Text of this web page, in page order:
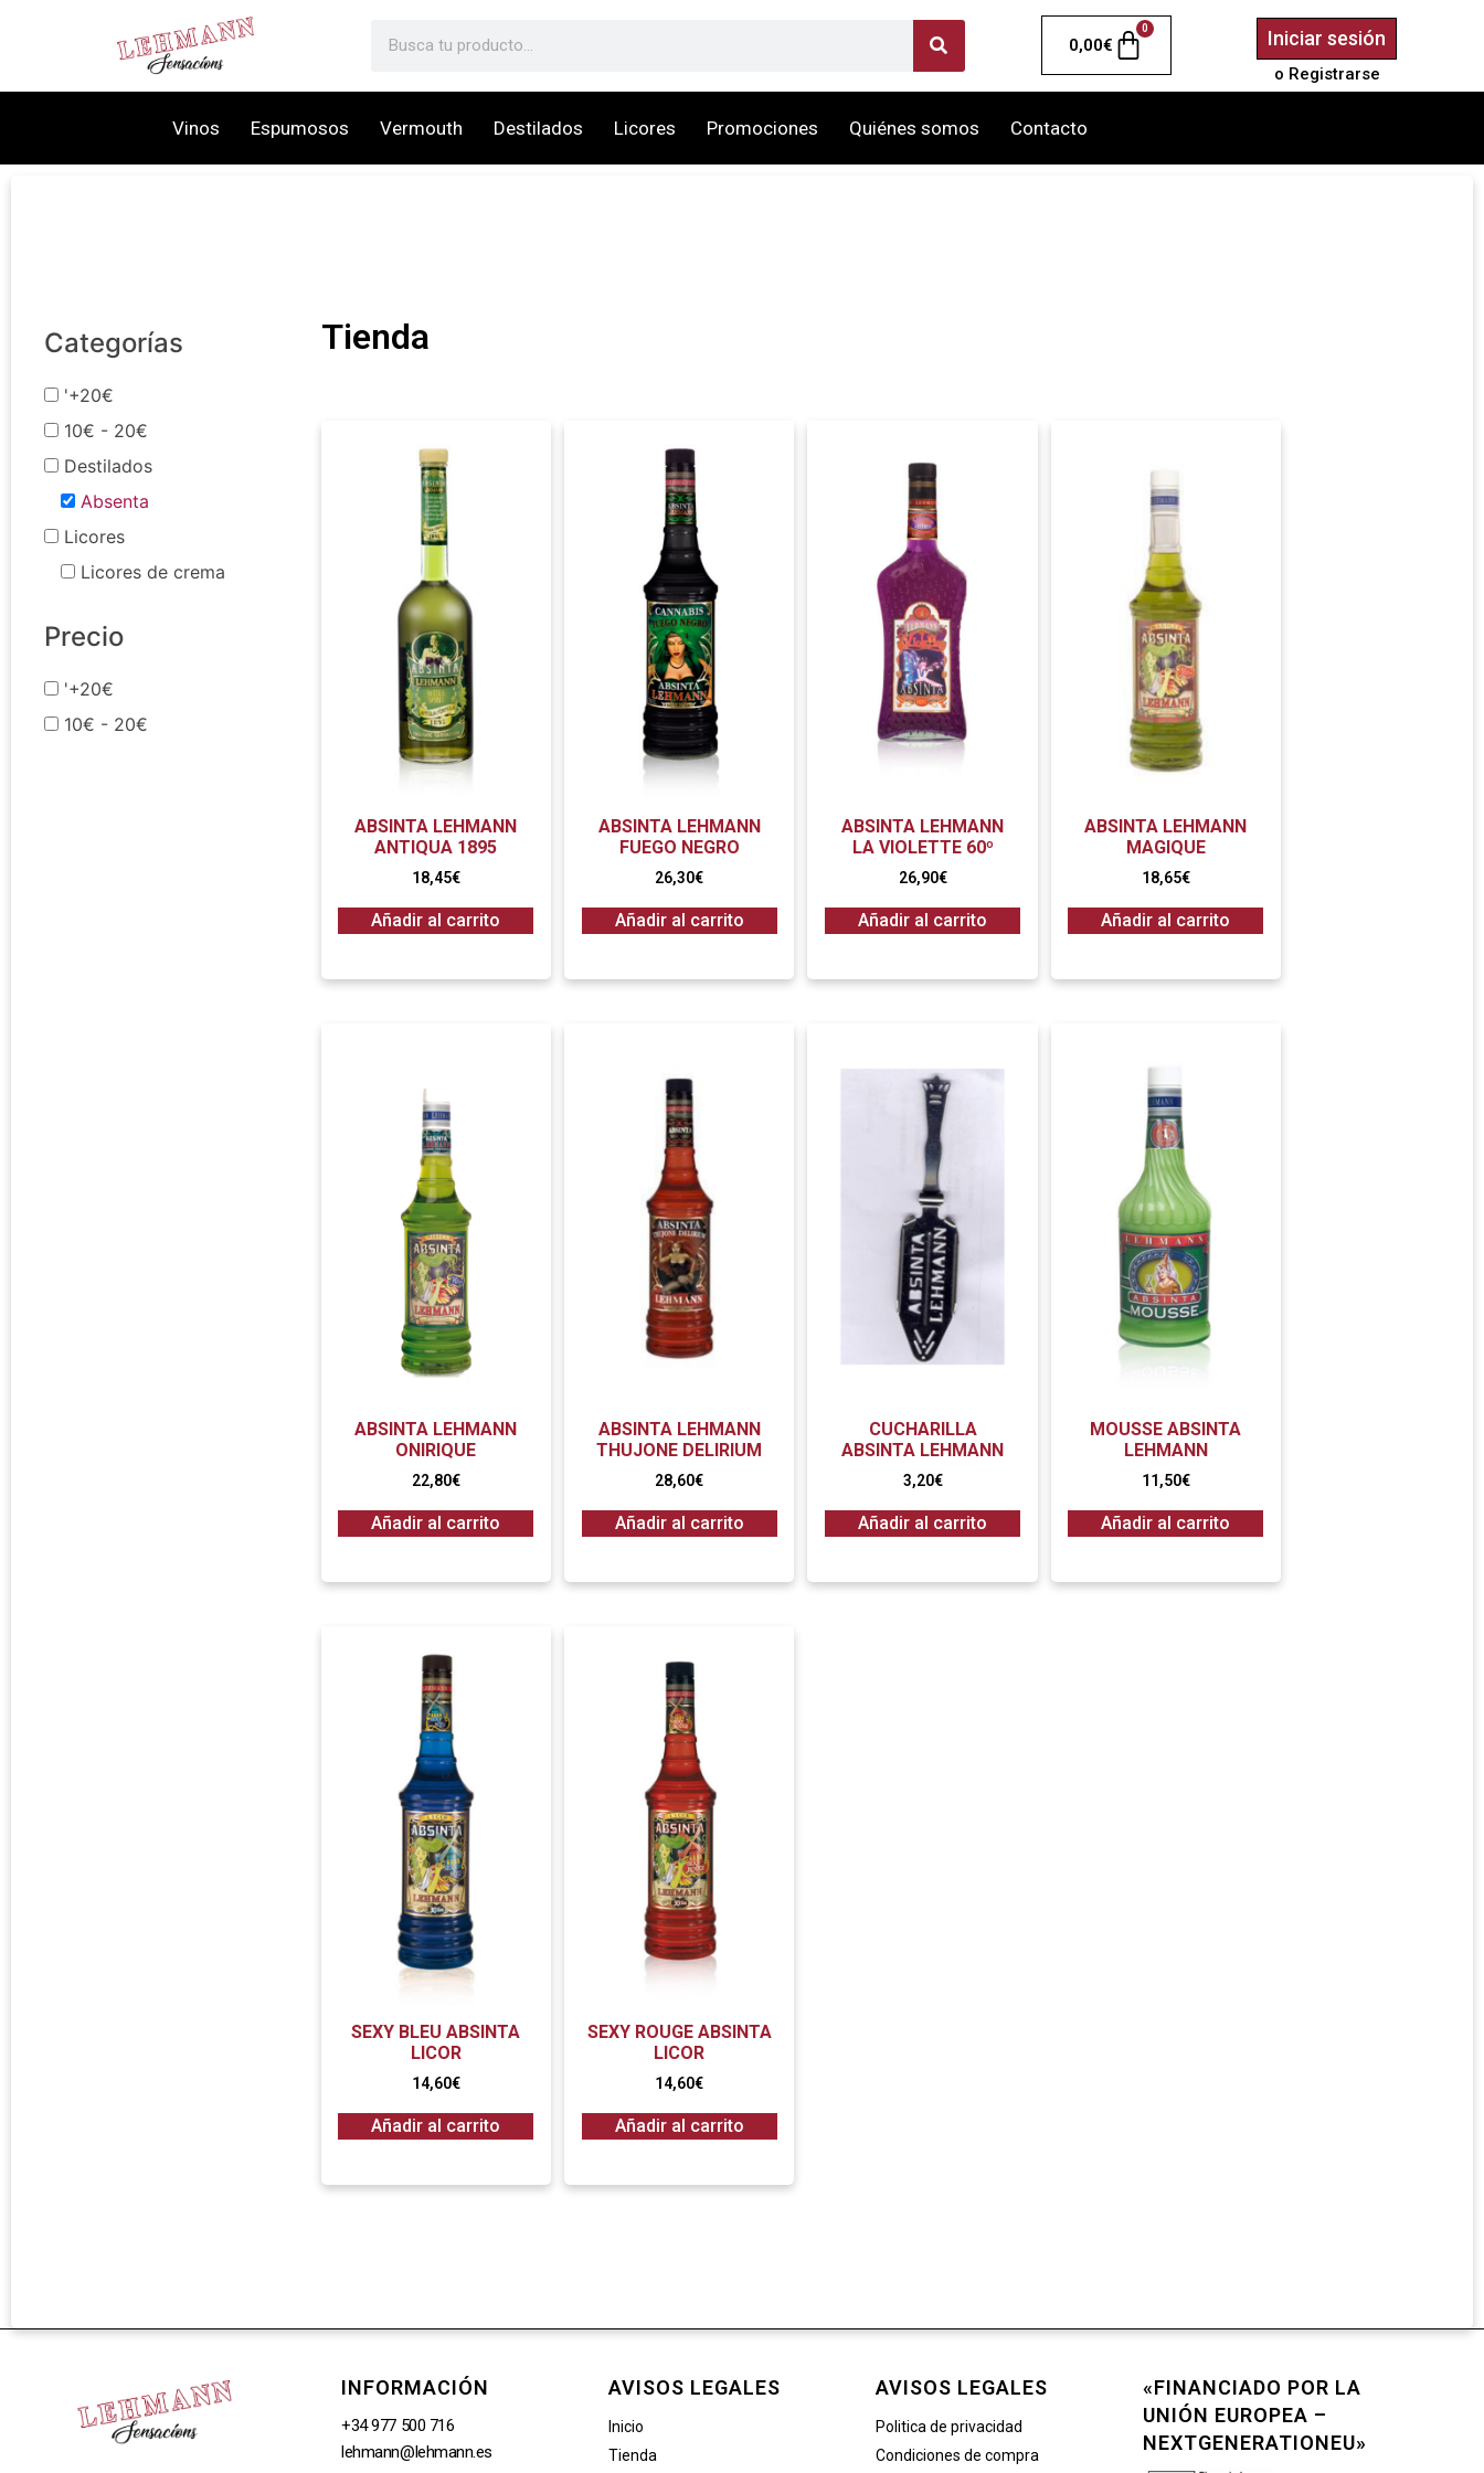
0,00€
0 Iniciar sesión
o Registrarse
Vinos Espumosos Vermouth Destilados Licores Promociones Quiénes somos Contacto
Categorías
'+20€
10€ - 20€
Destilados
Absenta
Licores
Licores de crema
Precio
'+20€
10€ - 20€
Tienda
ABSINTA LEHMANN
ANTIQUA 1895
18,45€
Añadir al carrito
ABSINTA LEHMANN
FUEGO NEGRO
26,30€
Añadir al carrito
ABSINTA LEHMANN
LA VIOLETTE 60º
26,90€
Añadir al carrito
ABSINTA LEHMANN
MAGIQUE
18,65€
Añadir al carrito
ABSINTA LEHMANN
ONIRIQUE
22,80€
Añadir al carrito
ABSINTA LEHMANN
THUJONE DELIRIUM
28,60€
Añadir al carrito
CUCHARILLA
ABSINTA LEHMANN
3,20€
Añadir al carrito
MOUSSE ABSINTA
LEHMANN
11,50€
Añadir al carrito
SEXY BLEU ABSINTA
LICOR
14,60€
Añadir al carrito
SEXY ROUGE ABSINTA
LICOR
14,60€
Añadir al carrito
INFORMACIÓN
+34 977 500 716
lehmann@lehmann.es
AVISOS LEGALES
Inicio
Tienda
AVISOS LEGALES
Politica de privacidad
Condiciones de compra
«FINANCIADO POR LA
UNIÓN EUROPEA –
NEXTGENERATIONEU»